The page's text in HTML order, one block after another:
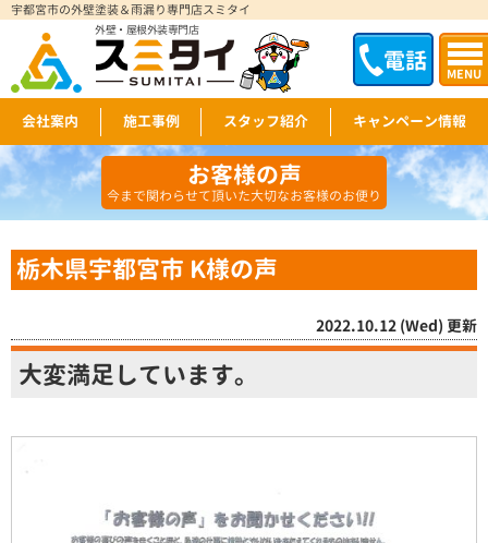
電話 MENU
宇都宮市の外壁塗装＆雨漏り専門店スミタイ
外壁・屋根外装専門店
会社案内 施工事例 スタッフ紹介 キャンペーン情報
お客様の声
今まで関わらせて頂いた大切なお客様のお便り
栃木県宇都宮市 K様の声
2022.10.12 (Wed) 更新
大変満足しています。